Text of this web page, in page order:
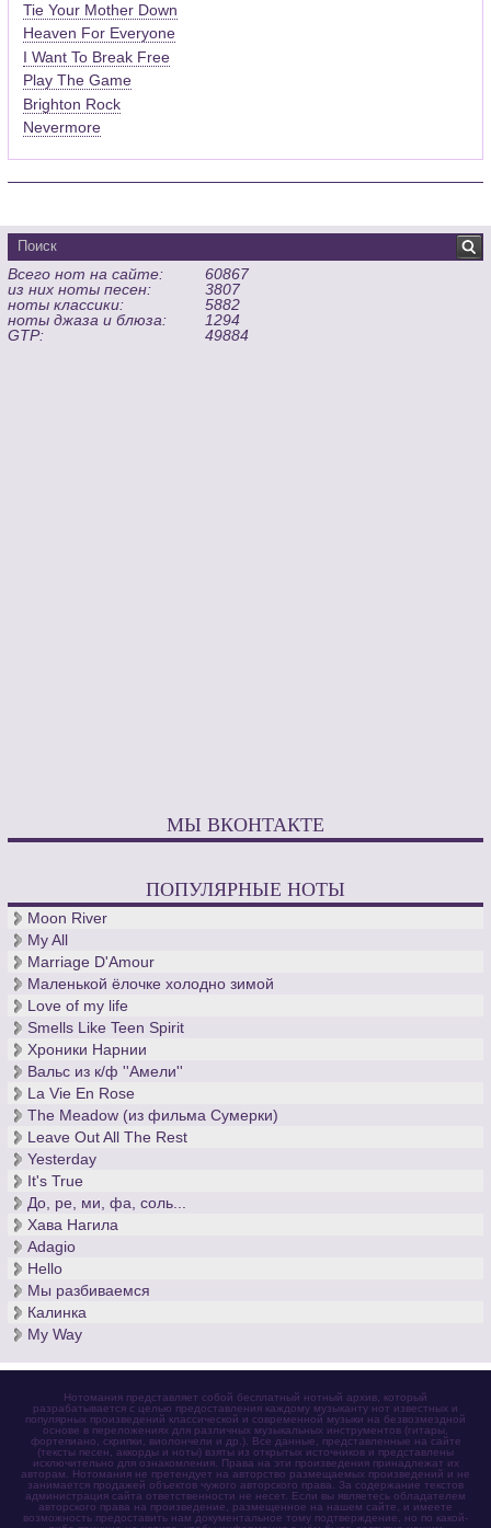
Tie Your Mother Down
Heaven For Everyone
I Want To Break Free
Play The Game
Brighton Rock
Nevermore
Всего нот на сайте:
60867
из них ноты песен:
3807
ноты классики:
5882
ноты джаза и блюза:
1294
GTP:
49884
МЫ ВКОНТАКТЕ
ПОПУЛЯРНЫЕ НОТЫ
Moon River
My All
Marriage D'Amour
Маленькой ёлочке холодно зимой
Love of my life
Smells Like Teen Spirit
Хроники Нарнии
Вальс из к/ф ''Амели''
La Vie En Rose
The Meadow (из фильма Сумерки)
Leave Out All The Rest
Yesterday
It's True
До, ре, ми, фа, соль...
Хава Нагила
Adagio
Hello
Мы разбиваемся
Калинка
My Way
Нотомания представляет собой бесплатный нотный архив, который
разрабатывается с целью предоставления каждому музыканту нот известных и
популярных произведений классической и современной музыки на безвозмездной
основе в переложениях для различных музыкальных инструментов (гитары,
фортепиано, скрипки, виолончели и др.). Все данные, представленные на сайте
(тексты песен, аккорды и ноты) взяты из открытых источников и представлены
исключительно для ознакомления. Права на эти произведения принадлежат их
авторам. Нотомания не претендует на авторство размещаемых произведений и не
занимается продажей объектов чужого авторского права. За содержание текстов
администрация сайта ответственности не несет. Если вы являетесь обладателем
авторского права на произведение, размещенное на нашем сайте, и имеете
возможность предоставить нам документальное тому подтверждение, но по какой-